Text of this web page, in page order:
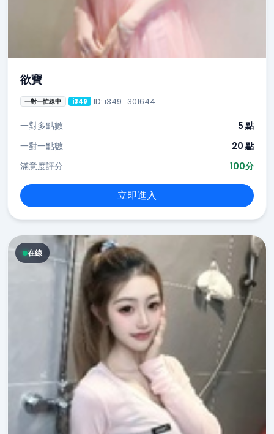
欲寶
一對一忙線中 i349 ID: i349_301644
一對多點數
5 點
一對一點數
20 點
滿意度評分
100分
立即進入
在線